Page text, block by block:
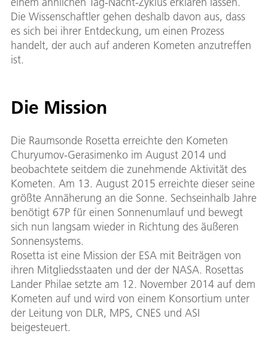
Die Wissenschaftler gehen deshalb davon aus, dass
es sich bei ihrer Entdeckung, um einen Prozess
handelt, der auch auf anderen Kometen anzutreffen
ist.
Die Mission
Die Raumsonde Rosetta erreichte den Kometen
Churyumov-Gerasimenko im August 2014 und
beobachtete seitdem die zunehmende Aktivität des
Kometen. Am 13. August 2015 erreichte dieser seine
größte Annäherung an die Sonne. Sechseinhalb Jahre
benötigt 67P für einen Sonnenumlauf und bewegt
sich nun langsam wieder in Richtung des äußeren
Sonnensystems.
Rosetta ist eine Mission der ESA mit Beiträgen von
ihren Mitgliedsstaaten und der der NASA. Rosettas
Lander Philae setzte am 12. November 2014 auf dem
Kometen auf und wird von einem Konsortium unter
der Leitung von DLR, MPS, CNES und ASI
beigesteuert.